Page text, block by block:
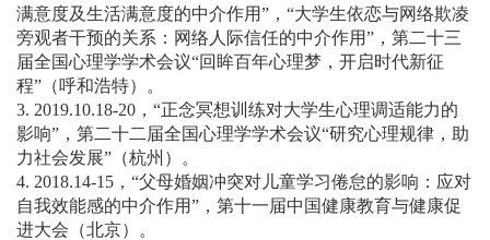
满意度及生活满意度的中介作用”，“大学生依恋与网络欺凌
旁观者干预的关系：网络人际信任的中介作用”，第二十三
届全国心理学学术会议“回眸百年心理梦，开启时代新征
程”（呼和浩特）。
3. 2019.10.18-20，“正念冥想训练对大学生心理调适能力的
影响”，第二十二届全国心理学学术会议“研究心理规律，助
力社会发展”（杭州）。
4. 2018.14-15，“父母婚姻冲突对儿童学习倦怠的影响：应对
自我效能感的中介作用”，第十一届中国健康教育与健康促
进大会（北京）。